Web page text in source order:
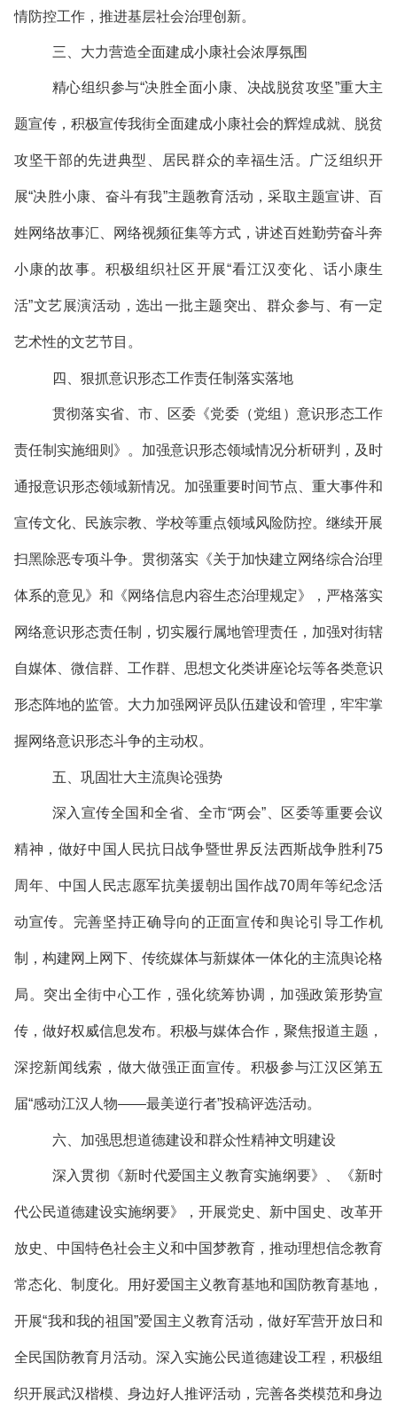
情防控工作，推进基层社会治理创新。
三、大力营造全面建成小康社会浓厚氛围
精心组织参与“决胜全面小康、决战脱贫攻坚”重大主
题宣传，积极宣传我街全面建成小康社会的辉煌成就、脱贫
攻坚干部的先进典型、居民群众的幸福生活。广泛组织开
展“决胜小康、奋斗有我”主题教育活动，采取主题宣讲、百
姓网络故事汇、网络视频征集等方式，讲述百姓勤劳奋斗奔
小康的故事。积极组织社区开展“看江汉变化、话小康生
活”文艺展演活动，选出一批主题突出、群众参与、有一定
艺术性的文艺节目。
四、狠抓意识形态工作责任制落实落地
贯彻落实省、市、区委《党委（党组）意识形态工作
责任制实施细则》。加强意识形态领域情况分析研判，及时
通报意识形态领域新情况。加强重要时间节点、重大事件和
宣传文化、民族宗教、学校等重点领域风险防控。继续开展
扫黑除恶专项斗争。贯彻落实《关于加快建立网络综合治理
体系的意见》和《网络信息内容生态治理规定》，严格落实
网络意识形态责任制，切实履行属地管理责任，加强对街辖
自媒体、微信群、工作群、思想文化类讲座论坛等各类意识
形态阵地的监管。大力加强网评员队伍建设和管理，牢牢掌
握网络意识形态斗争的主动权。
五、巩固壮大主流舆论强势
深入宣传全国和全省、全市“两会”、区委等重要会议
精神，做好中国人民抗日战争暨世界反法西斯战争胜利75
周年、中国人民志愿军抗美援朝出国作战70周年等纪念活
动宣传。完善坚持正确导向的正面宣传和舆论引导工作机
制，构建网上网下、传统媒体与新媒体一体化的主流舆论格
局。突出全街中心工作，强化统筹协调，加强政策形势宣
传，做好权威信息发布。积极与媒体合作，聚焦报道主题，
深挖新闻线索，做大做强正面宣传。积极参与江汉区第五
届“感动江汉人物——最美逆行者”投稿评选活动。
六、加强思想道德建设和群众性精神文明建设
深入贯彻《新时代爱国主义教育实施纲要》、《新时
代公民道德建设实施纲要》，开展党史、新中国史、改革开
放史、中国特色社会主义和中国梦教育，推动理想信念教育
常态化、制度化。用好爱国主义教育基地和国防教育基地，
开展“我和我的祖国”爱国主义教育活动，做好军营开放日和
全民国防教育月活动。深入实施公民道德建设工程，积极组
织开展武汉楷模、身边好人推评活动，完善各类模范和身边